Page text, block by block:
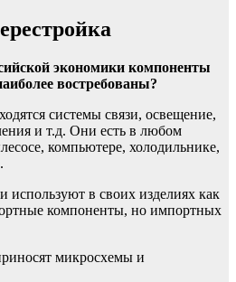
экономики компоненты
востребованы?
системы связи, освещение,
и т.д. Они есть в любом
компьютере, холодильнике,
используют в своих изделиях как
компоненты, но импортных
микросхемы и